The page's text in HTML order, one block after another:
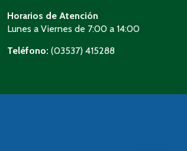
Horarios de Atención
Lunes a Viernes de 7:00 a 14:00
Teléfono: (03537) 415288